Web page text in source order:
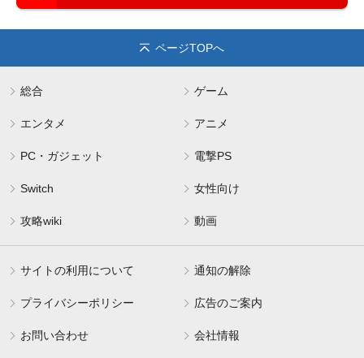
ページTOPへ
総合 ゲーム
エンタメ アニメ
PC・ガジェット 電撃PS
Switch 女性向け
攻略wiki 動画
サイトの利用について 通知の解除
プライバシーポリシー 広告のご案内
お問い合わせ 会社情報